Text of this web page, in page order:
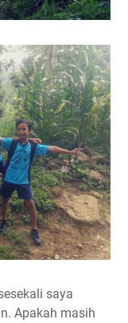
saya
Apakah masih